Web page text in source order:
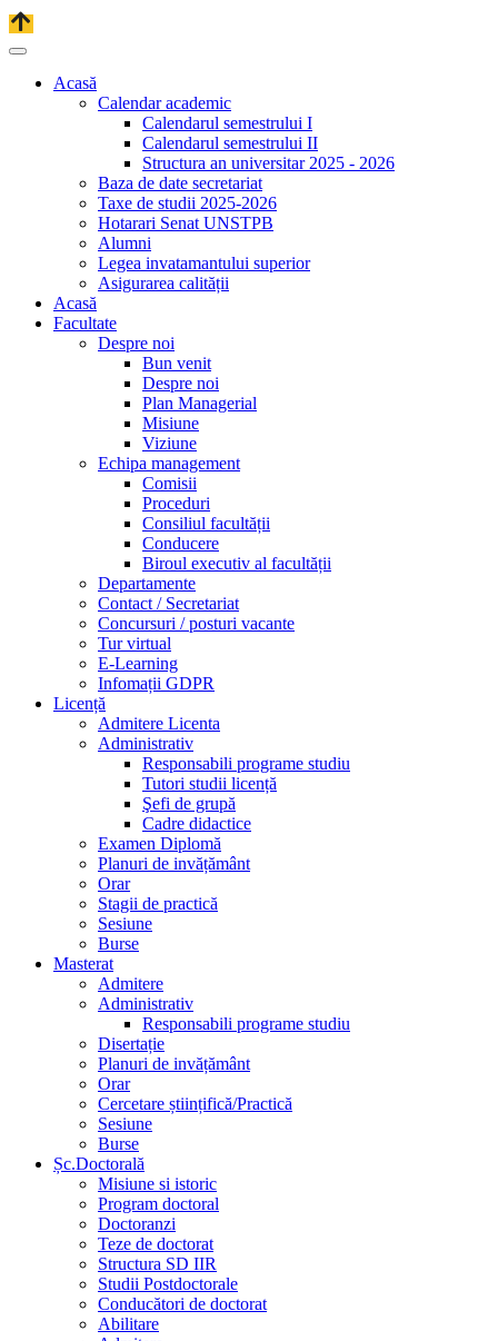
Acasă
Calendar academic
Calendarul semestrului I
Calendarul semestrului II
Structura an universitar 2025 - 2026
Baza de date secretariat
Taxe de studii 2025-2026
Hotarari Senat UNSTPB
Alumni
Legea invatamantului superior
Asigurarea calității
Acasă
Facultate
Despre noi
Bun venit
Despre noi
Plan Managerial
Misiune
Viziune
Echipa management
Comisii
Proceduri
Consiliul facultății
Conducere
Biroul executiv al facultății
Departamente
Contact / Secretariat
Concursuri / posturi vacante
Tur virtual
E-Learning
Infomații GDPR
Licență
Admitere Licenta
Administrativ
Responsabili programe studiu
Tutori studii licență
Şefi de grupă
Cadre didactice
Examen Diplomă
Planuri de invățământ
Orar
Stagii de practică
Sesiune
Burse
Masterat
Admitere
Administrativ
Responsabili programe studiu
Disertație
Planuri de invățământ
Orar
Cercetare științifică/Practică
Sesiune
Burse
Șc.Doctorală
Misiune si istoric
Program doctoral
Doctoranzi
Teze de doctorat
Structura SD IIR
Studii Postdoctorale
Conducători de doctorat
Abilitare